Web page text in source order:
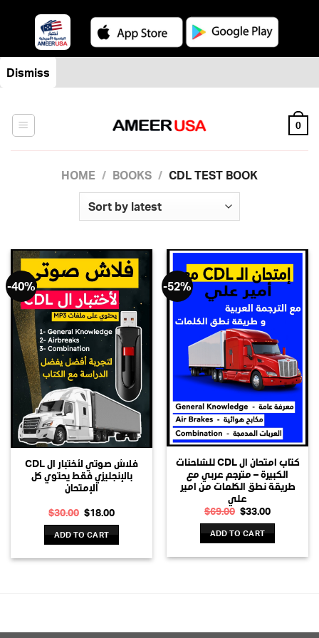
Dismiss
to
0
HOME / BOOKS / CDL TEST BOOK
-40%
فلاش صوتي لأختبار ال CDL
بالإنجليزي فقط يحتوي كل
الإمتحان
$30.00 Original
was:
$30.00.
$18.00
ADD TO CART
-52%
كتاب امتحان ال CDL للشاحنات
الكبيرة – مترجم عربي مع
طريقة نطق الكلمات من امير
علي
$69.00 Original
was:
$69.00.
$33.00
ADD TO CART